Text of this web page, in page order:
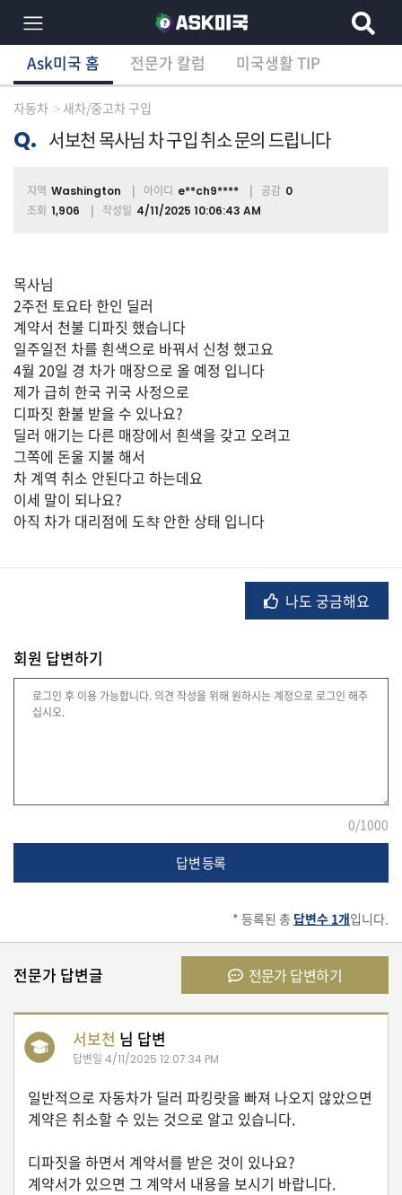
×
분
별
상
담
이
민/
비
자
법
률
유
건
강
여
Ask미국 홈 전문가 칼럼 미국생활 TIP
Ask미국 홈 전문가 칼럼 미국생활 TIP
자동차 새차/중고차 구입
Q. 서보천 목사님 차 구입 취소 문의 드립니다
지역 Washington 아이디 e**ch9**** 공감 0
조회 1,906 작성일 4/11/2025 10:06:43 AM
목사님
2주전 토요타 한인 딜러
계약서 천불 디파짓 했습니다
일주일전 차를 흰색으로 바꿔서 신청 했고요
4월 20일 경 차가 매장으로 올 예정 입니다
제가 급히 한국 귀국 사정으로
디파짓 환불 받을 수 있나요?
딜러 애기는 다른 매장에서 흰색을 갖고 오려고
그쪽에 돈울 지불 해서
차 계역 취소 안된다고 하는데요
이세 말이 되나요?
아직 차가 대리점에 도챡 안한 상태 입니다
나도 궁금해요
회원 답변하기
0/1000
답변 등록
* 등록된 총 답변수 1개입니다.
전문가 답변글 전문가 답변하기
서보천 님 답변
답변일 4/11/2025 12:07:34 PM
일반적으로 자동차가 딜러 파킹랏을 빠져 나오지 않았으면
계약은 취소할 수 있는 것으로 알고 있습니다.
디파짓을 하면서 계약서를 받은 것이 있나요?
계약서가 있으면 그 계약서 내용을 보시기 바랍니다.